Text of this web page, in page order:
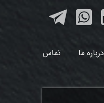
درباره ما تماس